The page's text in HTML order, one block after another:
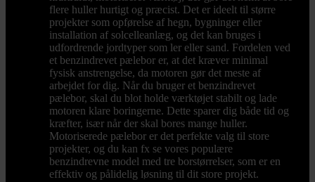
flere huller hurtigt og præcist. Det er ideelt til større
projekter som opførelse af hegn, bygninger eller
installation af solcelleanlæg, og det kan bruges i
udfordrende jordtyper som ler eller sand. Fordelen ved
et benzindrevet pælebor er, at det kræver minimal
fysisk anstrengelse, da motoren gør det meste af
arbejdet for dig. Når du bruger et benzindrevet
pælebor, skal du blot holde værktøjet stabilt og lade
motoren klare boringerne. Dette sparer dig både tid og
kræfter, især når der skal bores mange huller.
Motoriserede pælebor er det perfekte valg til store
projekter, og du kan fx se vores populære
benzindrevne model med tre borstørrelser, som er en
effektiv og pålidelig løsning til dit store projekt.